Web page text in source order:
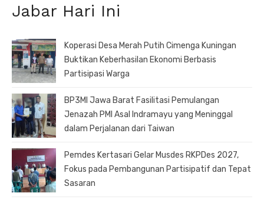
Jabar Hari Ini
Koperasi Desa Merah Putih Cimenga Kuningan
Buktikan Keberhasilan Ekonomi Berbasis
Partisipasi Warga
BP3MI Jawa Barat Fasilitasi Pemulangan
Jenazah PMI Asal Indramayu yang Meninggal
dalam Perjalanan dari Taiwan
Pemdes Kertasari Gelar Musdes RKPDes 2027,
Fokus pada Pembangunan Partisipatif dan Tepat
Sasaran